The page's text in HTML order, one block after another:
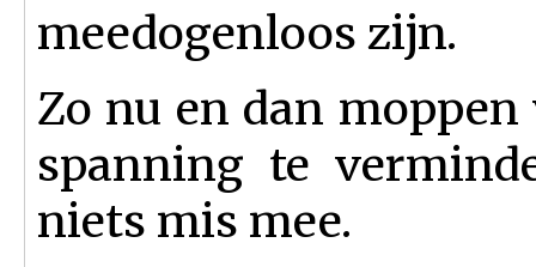
meedogenloos zijn.
Zo nu en dan
spanning te
niets mis mee.